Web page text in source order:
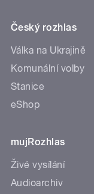
Český rozhlas
Válka na Ukrajině
Komunální volby
Stanice
eShop
mujRozhlas
Živé vysílání
Audioarchiv